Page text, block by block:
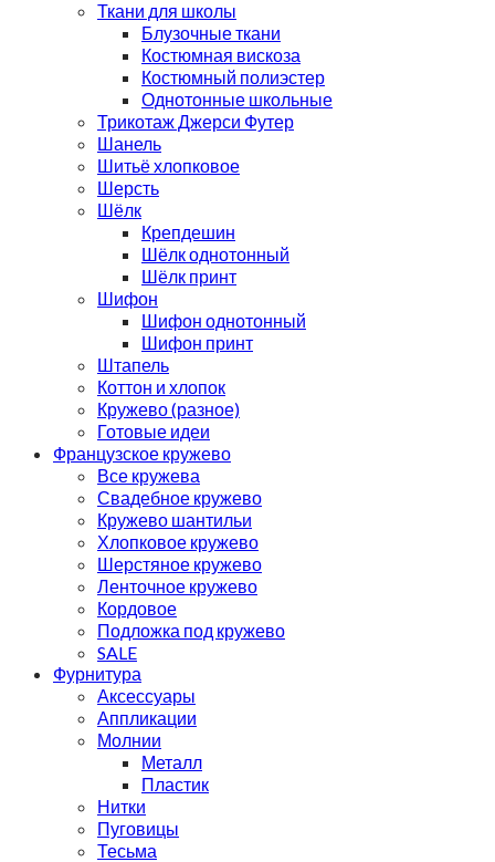
Ткани для школы
Блузочные ткани
Костюмная вискоза
Костюмный полиэстер
Однотонные школьные
Трикотаж Джерси Футер
Шанель
Шитьё хлопковое
Шерсть
Шёлк
Крепдешин
Шёлк однотонный
Шёлк принт
Шифон
Шифон однотонный
Шифон принт
Штапель
Коттон и хлопок
Кружево (разное)
Готовые идеи
Французское кружево
Все кружева
Свадебное кружево
Кружево шантильи
Хлопковое кружево
Шерстяное кружево
Ленточное кружево
Кордовое
Подложка под кружево
SALE
Фурнитура
Аксессуары
Аппликации
Молнии
Металл
Пластик
Нитки
Пуговицы
Тесьма